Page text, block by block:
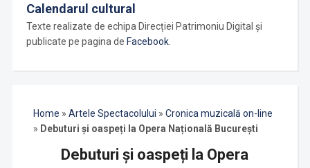
Calendarul cultural
Texte realizate de echipa Direcției Patrimoniu Digital și
publicate pe pagina de Facebook.
Home » Artele Spectacolului » Cronica muzicală on-line
» Debuturi și oaspeți la Opera Națională București
Debuturi și oaspeți la Opera